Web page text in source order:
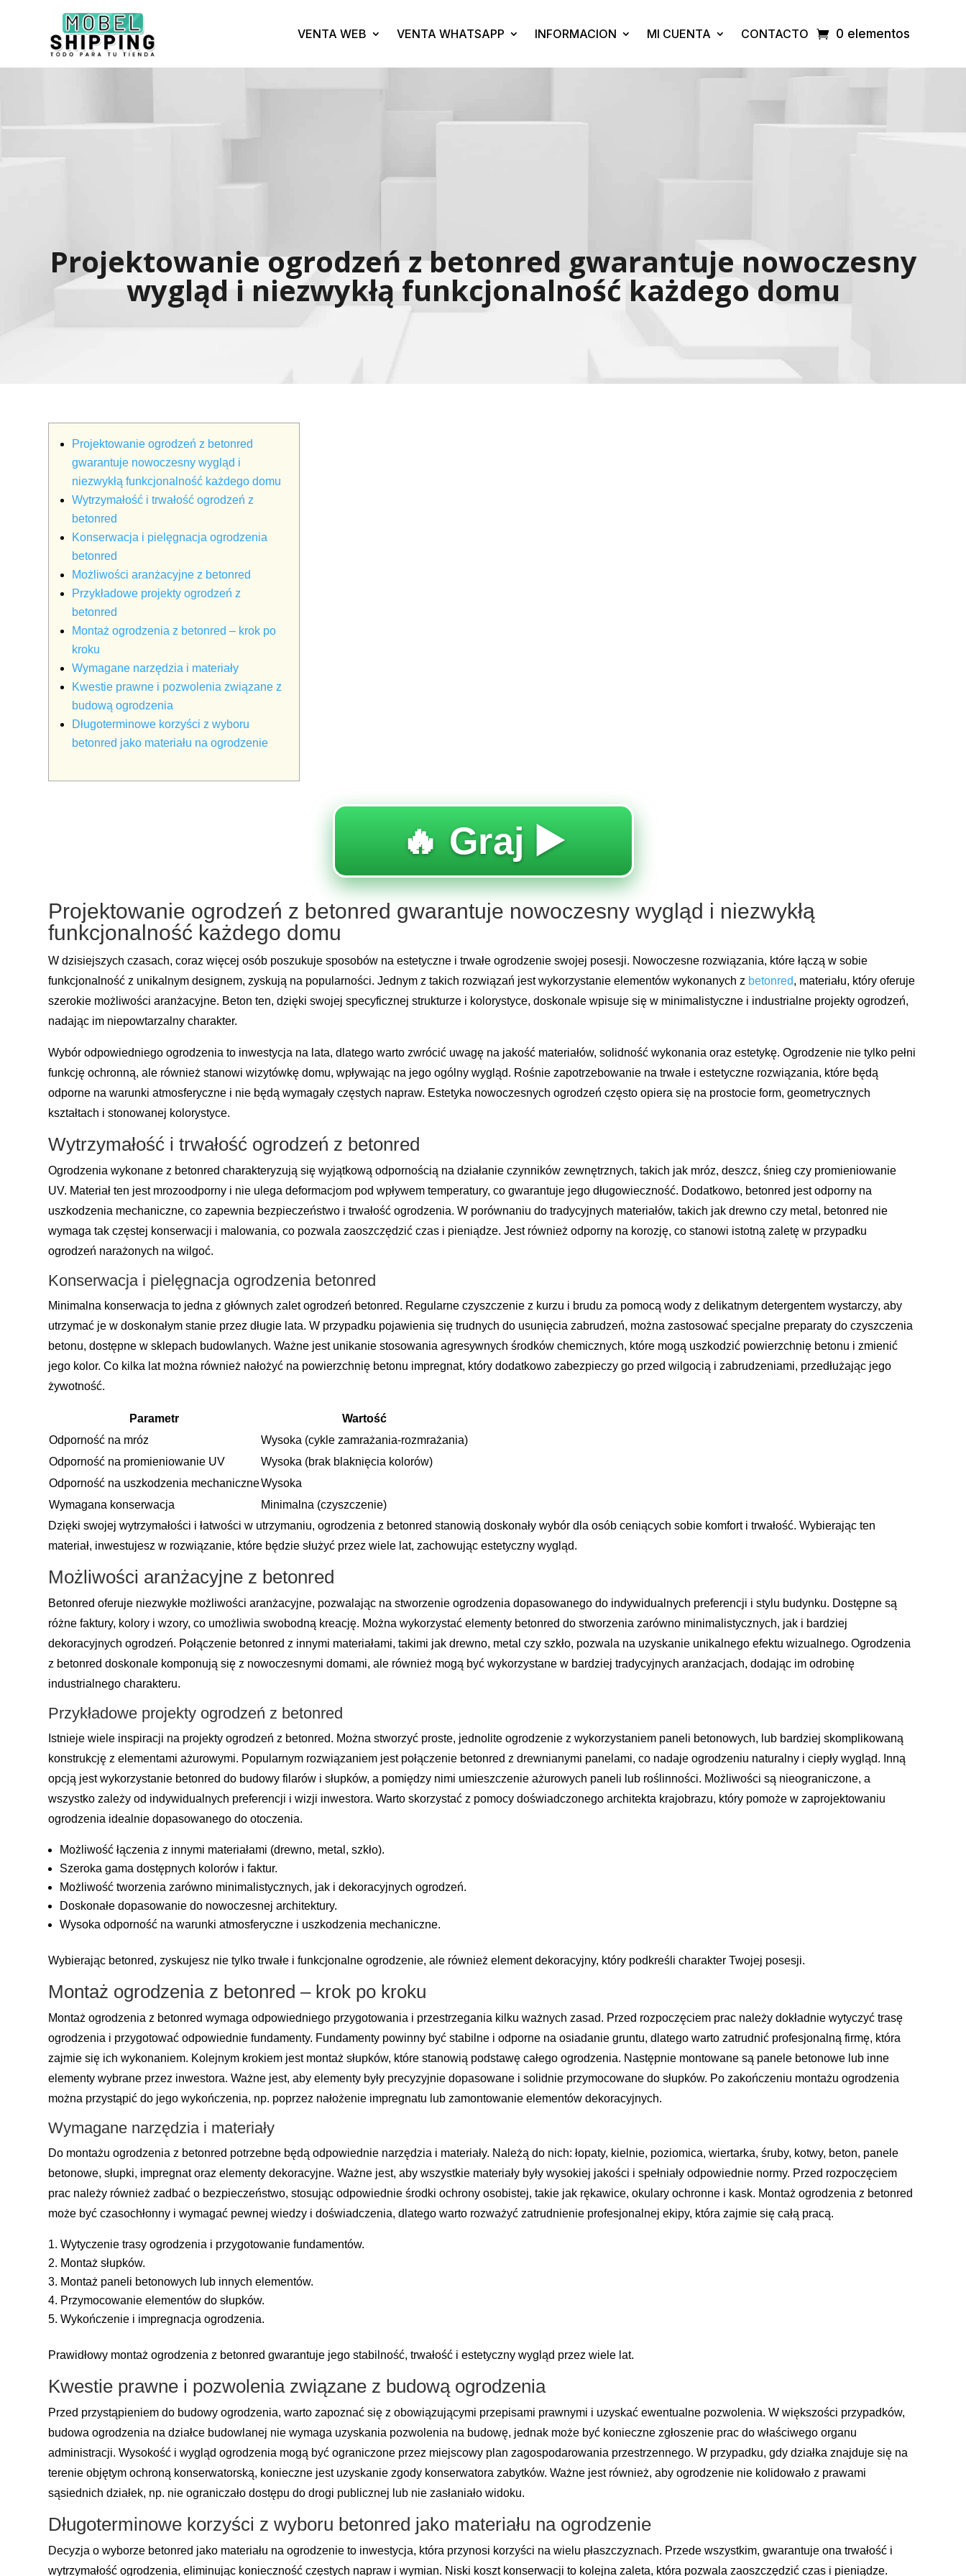
VENTA WEB VENTA WHATSAPP INFORMACION MI CUENTA CONTACTO 0 elementos
Projektowanie ogrodzeń z betonred gwarantuje nowoczesny
wygląd i niezwykłą funkcjonalność każdego domu
Projektowanie ogrodzeń z betonred
gwarantuje nowoczesny wygląd i
niezwykłą funkcjonalność każdego domu
Wytrzymałość i trwałość ogrodzeń z
betonred
Konserwacja i pielęgnacja ogrodzenia
betonred
Możliwości aranżacyjne z betonred
Przykładowe projekty ogrodzeń z
betonred
Montaż ogrodzenia z betonred – krok po
kroku
Wymagane narzędzia i materiały
Kwestie prawne i pozwolenia związane z
budową ogrodzenia
Długoterminowe korzyści z wyboru
betonred jako materiału na ogrodzenie
🔥 Graj ▶️
Projektowanie ogrodzeń z betonred gwarantuje nowoczesny wygląd i niezwykłą
funkcjonalność każdego domu
W dzisiejszych czasach, coraz więcej osób poszukuje sposobów na estetyczne i trwałe ogrodzenie swojej posesji. Nowoczesne rozwiązania, które łączą w sobie
funkcjonalność z unikalnym designem, zyskują na popularności. Jednym z takich rozwiązań jest wykorzystanie elementów wykonanych z betonred, materiału, który oferuje
szerokie możliwości aranżacyjne. Beton ten, dzięki swojej specyficznej strukturze i kolorystyce, doskonale wpisuje się w minimalistyczne i industrialne projekty ogrodzeń,
nadając im niepowtarzalny charakter.
Wybór odpowiedniego ogrodzenia to inwestycja na lata, dlatego warto zwrócić uwagę na jakość materiałów, solidność wykonania oraz estetykę. Ogrodzenie nie tylko pełni
funkcję ochronną, ale również stanowi wizytówkę domu, wpływając na jego ogólny wygląd. Rośnie zapotrzebowanie na trwałe i estetyczne rozwiązania, które będą
odporne na warunki atmosferyczne i nie będą wymagały częstych napraw. Estetyka nowoczesnych ogrodzeń często opiera się na prostocie form, geometrycznych
kształtach i stonowanej kolorystyce.
Wytrzymałość i trwałość ogrodzeń z betonred
Ogrodzenia wykonane z betonred charakteryzują się wyjątkową odpornością na działanie czynników zewnętrznych, takich jak mróz, deszcz, śnieg czy promieniowanie
UV. Materiał ten jest mrozoodporny i nie ulega deformacjom pod wpływem temperatury, co gwarantuje jego długowieczność. Dodatkowo, betonred jest odporny na
uszkodzenia mechaniczne, co zapewnia bezpieczeństwo i trwałość ogrodzenia. W porównaniu do tradycyjnych materiałów, takich jak drewno czy metal, betonred nie
wymaga tak częstej konserwacji i malowania, co pozwala zaoszczędzić czas i pieniądze. Jest również odporny na korozję, co stanowi istotną zaletę w przypadku
ogrodzeń narażonych na wilgoć.
Konserwacja i pielęgnacja ogrodzenia betonred
Minimalna konserwacja to jedna z głównych zalet ogrodzeń betonred. Regularne czyszczenie z kurzu i brudu za pomocą wody z delikatnym detergentem wystarczy, aby
utrzymać je w doskonałym stanie przez długie lata. W przypadku pojawienia się trudnych do usunięcia zabrudzeń, można zastosować specjalne preparaty do czyszczenia
betonu, dostępne w sklepach budowlanych. Ważne jest unikanie stosowania agresywnych środków chemicznych, które mogą uszkodzić powierzchnię betonu i zmienić
jego kolor. Co kilka lat można również nałożyć na powierzchnię betonu impregnat, który dodatkowo zabezpieczy go przed wilgocią i zabrudzeniami, przedłużając jego
żywotność.
Parametr
Wartość
Odporność na mróz
Wysoka (cykle zamrażania-rozmrażania)
Odporność na promieniowanie UV
Wysoka (brak blaknięcia kolorów)
Odporność na uszkodzenia mechaniczneWysoka
Wymagana konserwacja
Minimalna (czyszczenie)
Dzięki swojej wytrzymałości i łatwości w utrzymaniu, ogrodzenia z betonred stanowią doskonały wybór dla osób ceniących sobie komfort i trwałość. Wybierając ten
materiał, inwestujesz w rozwiązanie, które będzie służyć przez wiele lat, zachowując estetyczny wygląd.
Możliwości aranżacyjne z betonred
Betonred oferuje niezwykłe możliwości aranżacyjne, pozwalając na stworzenie ogrodzenia dopasowanego do indywidualnych preferencji i stylu budynku. Dostępne są
różne faktury, kolory i wzory, co umożliwia swobodną kreację. Można wykorzystać elementy betonred do stworzenia zarówno minimalistycznych, jak i bardziej
dekoracyjnych ogrodzeń. Połączenie betonred z innymi materiałami, takimi jak drewno, metal czy szkło, pozwala na uzyskanie unikalnego efektu wizualnego. Ogrodzenia
z betonred doskonale komponują się z nowoczesnymi domami, ale również mogą być wykorzystane w bardziej tradycyjnych aranżacjach, dodając im odrobinę
industrialnego charakteru.
Przykładowe projekty ogrodzeń z betonred
Istnieje wiele inspiracji na projekty ogrodzeń z betonred. Można stworzyć proste, jednolite ogrodzenie z wykorzystaniem paneli betonowych, lub bardziej skomplikowaną
konstrukcję z elementami ażurowymi. Popularnym rozwiązaniem jest połączenie betonred z drewnianymi panelami, co nadaje ogrodzeniu naturalny i ciepły wygląd. Inną
opcją jest wykorzystanie betonred do budowy filarów i słupków, a pomiędzy nimi umieszczenie ażurowych paneli lub roślinności. Możliwości są nieograniczone, a
wszystko zależy od indywidualnych preferencji i wizji inwestora. Warto skorzystać z pomocy doświadczonego architekta krajobrazu, który pomoże w zaprojektowaniu
ogrodzenia idealnie dopasowanego do otoczenia.
Możliwość łączenia z innymi materiałami (drewno, metal, szkło).
Szeroka gama dostępnych kolorów i faktur.
Możliwość tworzenia zarówno minimalistycznych, jak i dekoracyjnych ogrodzeń.
Doskonałe dopasowanie do nowoczesnej architektury.
Wysoka odporność na warunki atmosferyczne i uszkodzenia mechaniczne.
Wybierając betonred, zyskujesz nie tylko trwałe i funkcjonalne ogrodzenie, ale również element dekoracyjny, który podkreśli charakter Twojej posesji.
Montaż ogrodzenia z betonred – krok po kroku
Montaż ogrodzenia z betonred wymaga odpowiedniego przygotowania i przestrzegania kilku ważnych zasad. Przed rozpoczęciem prac należy dokładnie wytyczyć trasę
ogrodzenia i przygotować odpowiednie fundamenty. Fundamenty powinny być stabilne i odporne na osiadanie gruntu, dlatego warto zatrudnić profesjonalną firmę, która
zajmie się ich wykonaniem. Kolejnym krokiem jest montaż słupków, które stanowią podstawę całego ogrodzenia. Następnie montowane są panele betonowe lub inne
elementy wybrane przez inwestora. Ważne jest, aby elementy były precyzyjnie dopasowane i solidnie przymocowane do słupków. Po zakończeniu montażu ogrodzenia
można przystąpić do jego wykończenia, np. poprzez nałożenie impregnatu lub zamontowanie elementów dekoracyjnych.
Wymagane narzędzia i materiały
Do montażu ogrodzenia z betonred potrzebne będą odpowiednie narzędzia i materiały. Należą do nich: łopaty, kielnie, poziomica, wiertarka, śruby, kotwy, beton, panele
betonowe, słupki, impregnat oraz elementy dekoracyjne. Ważne jest, aby wszystkie materiały były wysokiej jakości i spełniały odpowiednie normy. Przed rozpoczęciem
prac należy również zadbać o bezpieczeństwo, stosując odpowiednie środki ochrony osobistej, takie jak rękawice, okulary ochronne i kask. Montaż ogrodzenia z betonred
może być czasochłonny i wymagać pewnej wiedzy i doświadczenia, dlatego warto rozważyć zatrudnienie profesjonalnej ekipy, która zajmie się całą pracą.
Wytyczenie trasy ogrodzenia i przygotowanie fundamentów.
Montaż słupków.
Montaż paneli betonowych lub innych elementów.
Przymocowanie elementów do słupków.
Wykończenie i impregnacja ogrodzenia.
Prawidłowy montaż ogrodzenia z betonred gwarantuje jego stabilność, trwałość i estetyczny wygląd przez wiele lat.
Kwestie prawne i pozwolenia związane z budową ogrodzenia
Przed przystąpieniem do budowy ogrodzenia, warto zapoznać się z obowiązującymi przepisami prawnymi i uzyskać ewentualne pozwolenia. W większości przypadków,
budowa ogrodzenia na działce budowlanej nie wymaga uzyskania pozwolenia na budowę, jednak może być konieczne zgłoszenie prac do właściwego organu
administracji. Wysokość i wygląd ogrodzenia mogą być ograniczone przez miejscowy plan zagospodarowania przestrzennego. W przypadku, gdy działka znajduje się na
terenie objętym ochroną konserwatorską, konieczne jest uzyskanie zgody konserwatora zabytków. Ważne jest również, aby ogrodzenie nie kolidowało z prawami
sąsiednich działek, np. nie ograniczało dostępu do drogi publicznej lub nie zasłaniało widoku.
Długoterminowe korzyści z wyboru betonred jako materiału na ogrodzenie
Decyzja o wyborze betonred jako materiału na ogrodzenie to inwestycja, która przynosi korzyści na wielu płaszczyznach. Przede wszystkim, gwarantuje ona trwałość i
wytrzymałość ogrodzenia, eliminując konieczność częstych napraw i wymian. Niski koszt konserwacji to kolejna zaleta, która pozwala zaoszczędzić czas i pieniądze.